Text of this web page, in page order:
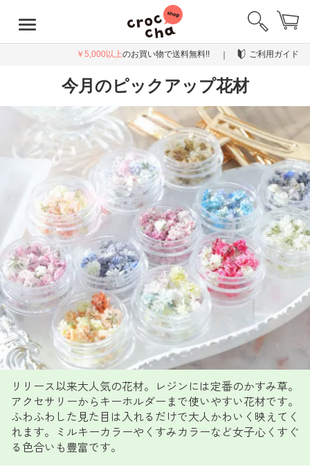
￥5,000以上のお買い物で送料無料!! ご利用ガイド
今月のピックアップ花材
リリース以来大人気の花材。レジンには定番のかすみ草。
アクセサリーからキーホルダーまで使いやすい花材です。
ふわふわした見た目は入れるだけで大人かわいく映えてく
れます。ミルキーカラーやくすみカラーなど女子心くすぐ
る色合いも豊富です。